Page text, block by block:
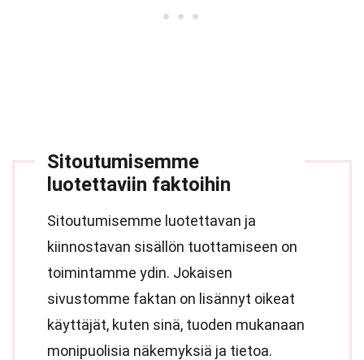
Sitoutumisemme
luotettaviin faktoihin
Sitoutumisemme luotettavan ja
kiinnostavan sisällön tuottamiseen on
toimintamme ydin. Jokaisen
sivustomme faktan on lisännyt oikeat
käyttäjät, kuten sinä, tuoden mukanaan
monipuolisia näkemyksiä ja tietoa.